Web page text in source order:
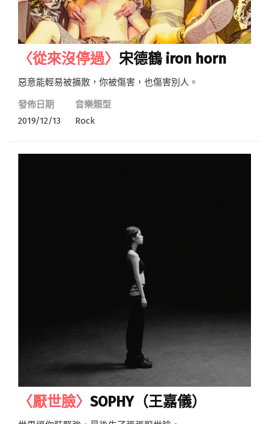
〈從來沒停過〉 宋德鶴 iron horn
惡意能輕易被擴散，你被傷害，也傷害別人。
發佈日期
2019/12/13
音樂類型
Rock
〈厭世臉〉 SOPHY（王嘉儀）